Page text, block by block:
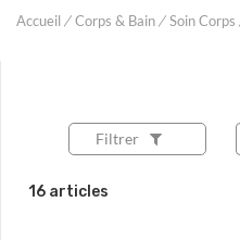
Accueil Corps & Bain Soin Corps
Filtrer
16 articles